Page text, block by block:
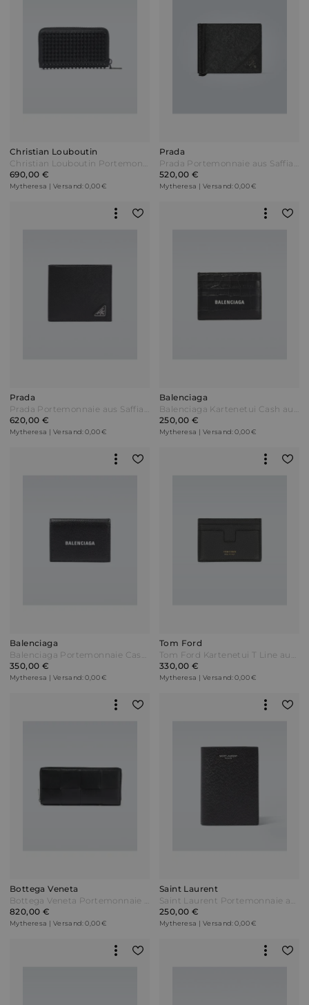
Christian Louboutin
Christian Louboutin Portemonnaie Panettone aus Leder Schwarz
690,00 €
Mytheresa | Versand: 0,00 €
Prada
Prada Portemonnaie aus Saffiano-Leder Schwarz
520,00 €
Mytheresa | Versand: 0,00 €
Prada
Prada Portemonnaie aus Saffiano-Leder Schwarz
620,00 €
Mytheresa | Versand: 0,00 €
Balenciaga
Balenciaga Kartenetui Cash aus Leder Schwarz
250,00 €
Mytheresa | Versand: 0,00 €
Balenciaga
Balenciaga Portemonnaie Cash aus Leder Schwarz
350,00 €
Mytheresa | Versand: 0,00 €
Tom Ford
Tom Ford Kartenetui T Line aus Leder Schwarz
330,00 €
Mytheresa | Versand: 0,00 €
Bottega Veneta
Bottega Veneta Portemonnaie Bi-Fold Schwarz
820,00 €
Mytheresa | Versand: 0,00 €
Saint Laurent
Saint Laurent Portemonnaie aus Leder Schwarz
250,00 €
Mytheresa | Versand: 0,00 €